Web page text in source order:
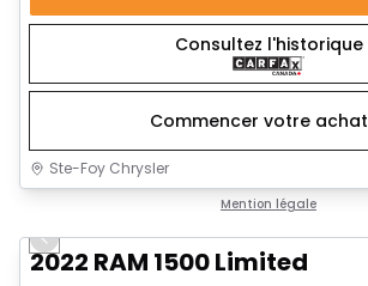
Consultez l'historique
Commencer votre achat
Ste-Foy Chrysler
Mention légale
Previous slide
2022 RAM 1500 Limited